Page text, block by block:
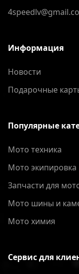
Информация
Новости
Подарочные
Популярные
Мото техника
Мото экипировка
Запчасти для
Мото шины и
Мото химия
Сервис для